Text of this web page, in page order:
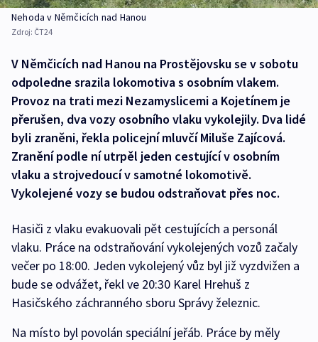
Nehoda v Němčicích nad Hanou
Zdroj: ČT24
V Němčicích nad Hanou na Prostějovsku se v sobotu
odpoledne srazila lokomotiva s osobním vlakem.
Provoz na trati mezi Nezamyslicemi a Kojetínem je
přerušen, dva vozy osobního vlaku vykolejily. Dva lidé
byli zraněni, řekla policejní mluvčí Miluše Zajícová.
Zranění podle ní utrpěl jeden cestující v osobním
vlaku a strojvedoucí v samotné lokomotivě.
Vykolejené vozy se budou odstraňovat přes noc.
Hasiči z vlaku evakuovali pět cestujících a personál
vlaku. Práce na odstraňování vykolejených vozů začaly
večer po 18:00. Jeden vykolejený vůz byl již vyzdvižen a
bude se odvážet, řekl ve 20:30 Karel Hrehuš z
Hasičského záchranného sboru Správy železnic.
Na místo byl povolán speciální jeřáb. Práce by měly